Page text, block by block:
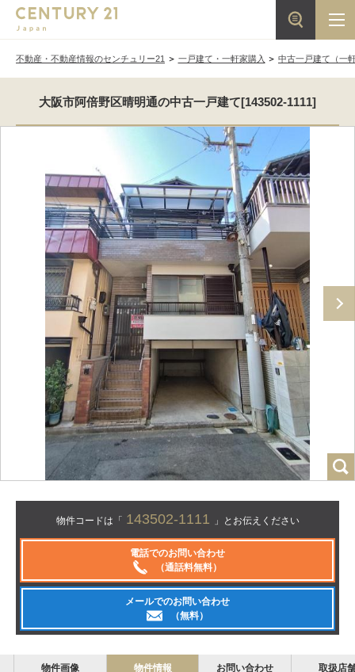
不動産・不動産情報のセンチュリー21 一戸建て・一軒家購入 中古一戸建て（一
大阪市阿倍野区晴明通の中古一戸建て[143502-1111]
物件コードは「 143502-1111 」とお伝えください
電話でのお問い合わせ
（通話料無料）
メールでのお問い合わせ
（無料）
物件画像 物件情報 お問い合わせ 取扱店